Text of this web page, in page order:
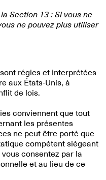
Section 13 : Si vous ne
ne pouvez plus utiliser
régies et interprétées
aux États-Unis, à
de lois.
conviennent que tout
les présentes
ne peut être porté que
compétent siégeant
consentez par la
et au lieu de ce